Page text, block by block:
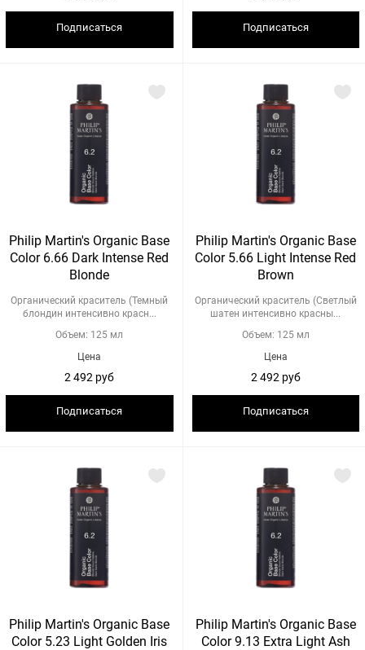
Подписаться Подписаться
Philip Martin's Organic Base
Color 6.66 Dark Intense Red
Blonde
Органический краситель (Темный
блондин интенсивно красн...
Объем: 125 мл
Цена
2 492 руб
Подписаться
Philip Martin's Organic Base
Color 5.66 Light Intense Red
Brown
Органический краситель (Светлый
шатен интенсивно красны...
Объем: 125 мл
Цена
2 492 руб
Подписаться
Philip Martin's Organic Base
Color 5.23 Light Golden Iris
Philip Martin's Organic Base
Color 9.13 Extra Light Ash